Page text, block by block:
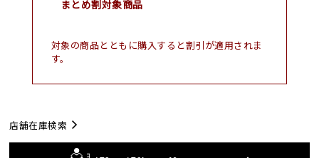
まとめ割対象商品
対象の商品とともに購入すると割引が適用されま
す。
店舗在庫検索